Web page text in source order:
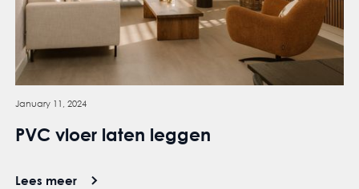
January 11, 2024
PVC vloer laten leggen
Lees meer